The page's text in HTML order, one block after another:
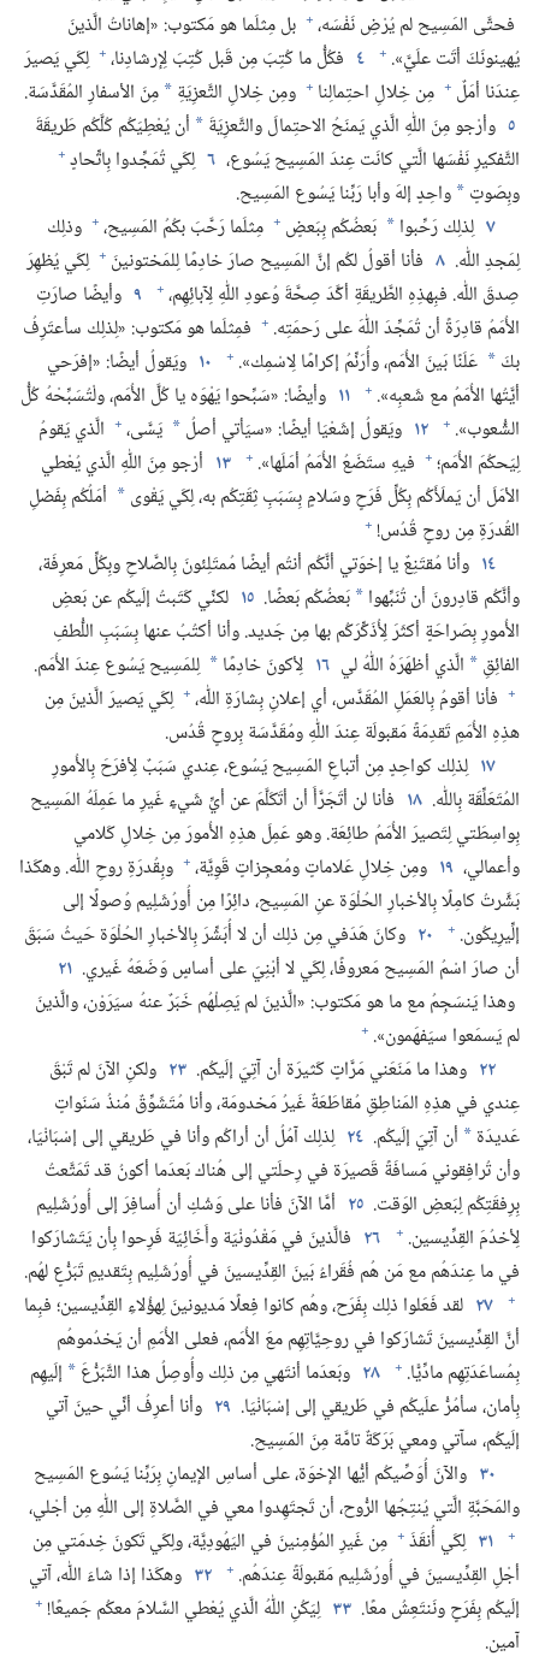
فحتَّى المَسِيح لم يُرْضِ نَفْسَه،‏ + بل مِثلَما هو مَكتوب:‏ «إهاناتُ الَّذينَ
يُهينونَكَ أتَت علَيَّ».‏ + ٤ فكُلُّ ما كُتِبَ مِن قَبل كُتِبَ لِإرشادِنا،‏ + لِكَي يَصيرَ
عِندَنا أمَلٌ + مِن خِلالِ احتِمالِنا + ومِن خِلالِ التَّعزِيَةِ * مِنَ الأسفارِ المُقَدَّسَة.‏
٥ وأرْجو مِنَ اللّٰهِ الَّذي يَمنَحُ الاحتِمالَ والتَّعزِيَةَ * أن يُعْطِيَكُم كُلَّكُم طَريقَةَ
التَّفكيرِ نَفْسَها الَّتي كانَت عِندَ المَسِيح يَسُوع،‏ ٦ لِكَي تُمَجِّدوا بِاتِّحادٍ +
وبِصَوتٍ * واحِدٍ إلهَ وأبا رَبِّنا يَسُوع المَسِيح.‏
٧ لِذلِك رَحِّبوا * بَعضُكُم بِبَعضٍ + مِثلَما رَحَّبَ بكُمُ المَسِيح،‏ + وذلِك
لِمَجدِ اللّٰه.‏ ٨ فأنا أقولُ لكُم إنَّ المَسِيح صارَ خادِمًا لِلمَختونينَ + لِكَي يُظهِرَ
صِدقَ اللّٰه.‏ فبِهذِهِ الطَّريقَةِ أكَّدَ صِحَّةَ وُعودِ اللّٰهِ لِآبائِهِم،‏ + ٩ وأيضًا صارَتِ
الأُمَمُ قادِرَةً أن تُمَجِّدَ اللّٰهَ على رَحمَتِه.‏ + فمِثلَما هو مَكتوب:‏ «لِذلِك سأعتَرِفُ
بكَ * عَلَنًا بَينَ الأُمَم،‏ وأُرَنِّمُ إكرامًا لِاسْمِك».‏ + ١٠ ويَقولُ أيضًا:‏ «إفرَحي
أيَّتُها الأُمَمُ مع شَعبِه».‏ + ١١ وأيضًا:‏ «سَبِّحوا يَهْوَه يا كُلَّ الأُمَم،‏ ولْتُسَبِّحْهُ كُلُّ
الشُّعوب».‏ + ١٢ ويَقولُ إشَعْيَا أيضًا:‏ «سيَأتي أصلُ * يَسَّى،‏ + الَّذي يَقومُ
لِيَحكُمَ الأُمَم؛‏ + فيهِ ستَضَعُ الأُمَمُ أمَلَها».‏ + ١٣ أرْجو مِنَ اللّٰهِ الَّذي يُعْطي
الأمَلَ أن يَملَأَكُم بِكُلِّ فَرَحٍ وسَلامٍ بِسَبَبِ ثِقَتِكُم به،‏ لِكَي يَقْوى * أمَلُكُم بِفَضلِ
القُدرَةِ مِن روحٍ قُدُس!‏ +
١٤ وأنا مُقتَنِعٌ يا إخوَتي أنَّكُم أنتُم أيضًا مُمتَلِئونَ بِالصَّلاحِ وبِكُلِّ مَعرِفَة،‏
وأنَّكُم قادِرونَ أن تُنَبِّهوا * بَعضُكُم بَعضًا.‏ ١٥ لكنِّي كَتَبتُ إلَيكُم عن بَعضِ
الأُمورِ بِصَراحَةٍ أكثَرَ لِأُذَكِّرَكُم بها مِن جَديد.‏ وأنا أكتُبُ عنها بِسَبَبِ اللُّطفِ
الفائِقِ * الَّذي أظهَرَهُ اللّٰهُ لي ١٦ لِأكونَ خادِمًا * لِلمَسِيح يَسُوع عِندَ الأُمَم.‏
+ فأنا أقومُ بِالعَمَلِ المُقَدَّس،‏ أي إعلانِ بِشارَةِ اللّٰه،‏ + لِكَي يَصيرَ الَّذينَ مِن
هذِهِ الأُمَمِ تَقدِمَةً مَقبولَة عِندَ اللّٰهِ ومُقَدَّسَة بِروحٍ قُدُس.‏
١٧ لِذلِك كواحِدٍ مِن أتباعِ المَسِيح يَسُوع،‏ عِندي سَبَبٌ لِأفرَحَ بِالأُمورِ
المُتَعَلِّقَة بِاللّٰه.‏ ١٨ فأنا لن أتَجَرَّأَ أن أتَكَلَّمَ عن أيِّ شَيءٍ غَيرِ ما عَمِلَهُ المَسِيح
بِواسِطَتي لِتَصيرَ الأُمَمُ طائِعَة.‏ وهو عَمِلَ هذِهِ الأُمورَ مِن خِلالِ كَلامي
وأعمالي،‏ ١٩ ومِن خِلالِ عَلاماتٍ ومُعجِزاتٍ قَوِيَّة،‏ + وبِقُدرَةِ روحِ اللّٰه.‏ وهكَذا
بَشَّرتُ كامِلًا بِالأخبارِ الحُلْوَة عنِ المَسِيح،‏ دائِرًا مِن أُورُشَلِيم وُصولًا إلى
إلِّيرِيكُون.‏ + ٢٠ وكانَ هَدَفي مِن ذلِك أن لا أُبَشِّرَ بِالأخبارِ الحُلْوَة حَيثُ سَبَقَ
أن صارَ اسْمُ المَسِيح مَعروفًا،‏ لِكَي لا أبْنِيَ على أساسٍ وَضَعَهُ غَيري.‏ ٢١
وهذا يَنسَجِمُ مع ما هو مَكتوب:‏ «الَّذينَ لم يَصِلْهُم خَبَرٌ عنهُ سيَرَوْن،‏ والَّذينَ
لم يَسمَعوا سيَفهَمون».‏ +
٢٢ وهذا ما مَنَعَني مَرَّاتٍ كَثيرَة أن آتِيَ إلَيكُم.‏ ٢٣ ولكنِ الآنَ لم تَبْقَ
عِندي في هذِهِ المَناطِقِ مُقاطَعَةٌ غَيرُ مَخدومَة،‏ وأنا مُتَشَوِّقٌ مُنذُ سَنَواتٍ
عَديدَة * أن آتِيَ إلَيكُم.‏ ٢٤ لِذلِك آمُلُ أن أراكُم وأنا في طَريقي إلى إسْبَانْيَا،‏
وأن تُرافِقوني مَسافَةً قَصيرَة في رِحلَتي إلى هُناك بَعدَما أكونُ قد تَمَتَّعتُ
بِرِفقَتِكُم لِبَعضِ الوَقت.‏ ٢٥ أمَّا الآنَ فأنا على وَشْكِ أن أُسافِرَ إلى أُورُشَلِيم
لِأخدُمَ القِدِّيسين.‏ + ٢٦ فالَّذينَ في مَقْدُونْيَة وأَخَائِيَة فَرِحوا بِأن يَتَشارَكوا
في ما عِندَهُم مع مَن هُم فُقَراءُ بَينَ القِدِّيسينَ في أُورُشَلِيم بِتَقديمِ تَبَرُّعٍ لهُم.‏
+ ٢٧ لقد فَعَلوا ذلِك بِفَرَح،‏ وهُم كانوا فِعلًا مَديونينَ لِهؤُلاءِ القِدِّيسين؛‏ فبِما
أنَّ القِدِّيسينَ تَشارَكوا في روحِيَّاتِهِم معَ الأُمَم،‏ فعلى الأُمَمِ أن يَخدُموهُم
بِمُساعَدَتِهِم مادِّيًّا.‏ + ٢٨ وبَعدَما أنتَهي مِن ذلِك وأُوصِلُ هذا التَّبَرُّعَ * إلَيهِم
بِأمان،‏ سأمُرُّ علَيكُم في طَريقي إلى إسْبَانْيَا.‏ ٢٩ وأنا أعرِفُ أنِّي حينَ آتي
إلَيكُم،‏ سآ‌تي ومعي بَرَكَةٌ تامَّة مِنَ المَسِيح.‏
٣٠ والآنَ أُوَصِّيكُم أيُّها الإخوَة،‏ على أساسِ الإيمانِ بِرَبِّنا يَسُوع المَسِيح
والمَحَبَّةِ الَّتي يُنتِجُها الرُّوح،‏ أن تَجتَهِدوا معي في الصَّلاةِ إلى اللّٰهِ مِن أجْلي،‏
+ ٣١ لِكَي أُنقَذَ + مِن غَيرِ المُؤْمِنينَ في اليَهُودِيَّة،‏ ولِكَي تَكونَ خِدمَتي مِن
أجْلِ القِدِّيسينَ في أُورُشَلِيم مَقبولَةً عِندَهُم.‏ + ٣٢ وهكَذا إذا شاءَ اللّٰه،‏ آتي
إلَيكُم بِفَرَحٍ ونَنتَعِشُ معًا.‏ ٣٣ لِيَكُنِ اللّٰهُ الَّذي يُعْطي السَّلامَ معكُم جَميعًا!‏ +
آمين.‏